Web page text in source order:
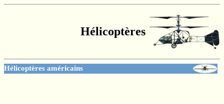
Hélicoptères
Hélicoptères américains